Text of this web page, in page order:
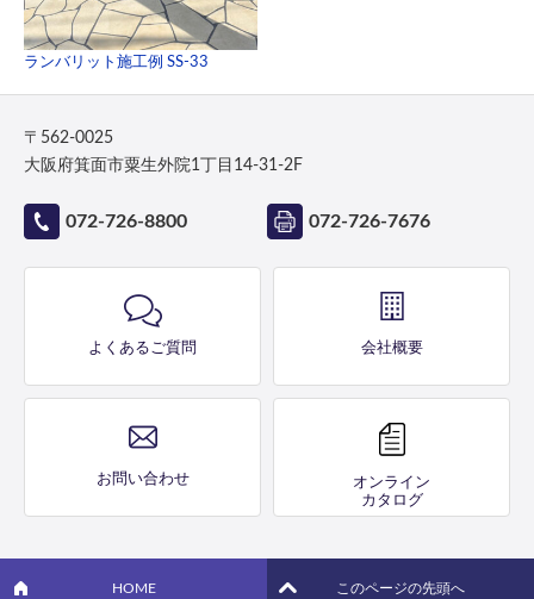
ランバリット施工例 SS-33
〒562-0025
大阪府箕面市粟生外院1丁目14-31-2F
072-726-8800 072-726-7676
よくあるご質問 会社概要
お問い合わせ
オンライン
カタログ
HOME このページの先頭へ